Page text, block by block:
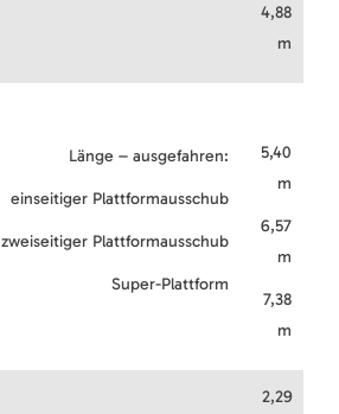
4,88
m
Länge – ausgefahren:
einseitiger Plattformausschub
zweiseitiger Plattformausschub
Super-Plattform
5,40
m
6,57
m
7,38
m
2,29